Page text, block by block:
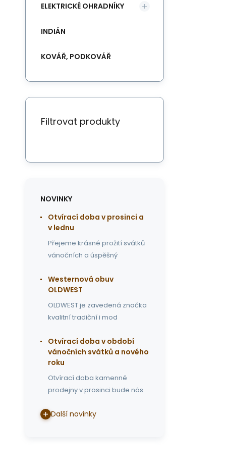
ELEKTRICKÉ OHRADNÍKY
INDIÁN
KOVÁŘ, PODKOVÁŘ
Filtrovat produkty
NOVINKY
Otvírací doba v prosinci a
v lednu
Přejeme krásné prožití svátků
vánočních a úspěšný
Westernová obuv
OLDWEST
OLDWEST je zavedená značka
kvalitní tradiční i mod
Otvírací doba v období
vánočních svátků a nového
roku
Otvírací doba kamenné
prodejny v prosinci bude nás
Další novinky